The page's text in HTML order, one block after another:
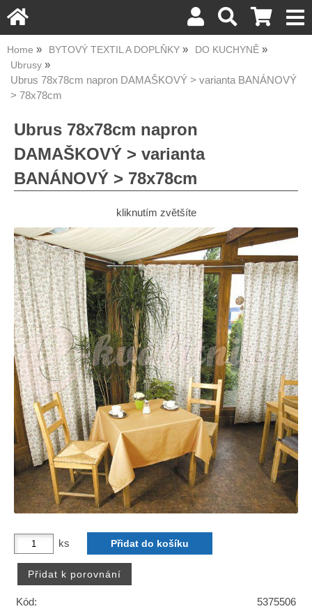
Home BYTOVÝ TEXTIL A DOPLŇKY
DO KUCHYNĚ
Ubrusy
Ubrus 78x78cm napron DAMAŠKOVÝ > varianta BANÁNOVÝ
> 78x78cm
Ubrus 78x78cm napron
DAMAŠKOVÝ > varianta
BANÁNOVÝ > 78x78cm
kliknutím zvětšíte
ks
Kód:
5375506